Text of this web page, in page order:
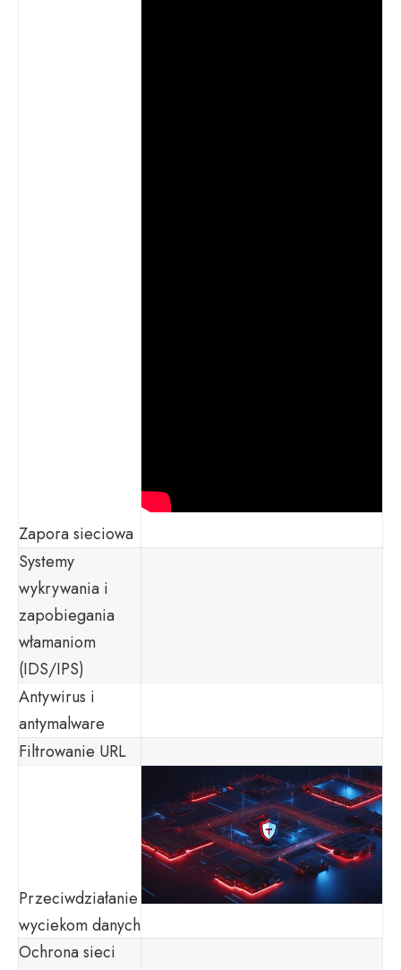
Zapora sieciowa
Systemy
wykrywania i
zapobiegania
włamaniom
(IDS/IPS)
Antywirus i
antymalware
Filtrowanie URL
Przeciwdziałanie
wyciekom danych
Ochrona sieci